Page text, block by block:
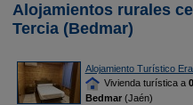
Alojamientos rurales
Tercia (Bedmar)
Alojamiento Turístico
Vivienda turística a
Bedmar(Jaén)